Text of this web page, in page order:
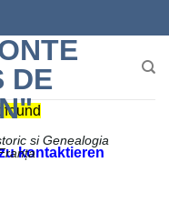
DE
si Genealogia
kontaktieren